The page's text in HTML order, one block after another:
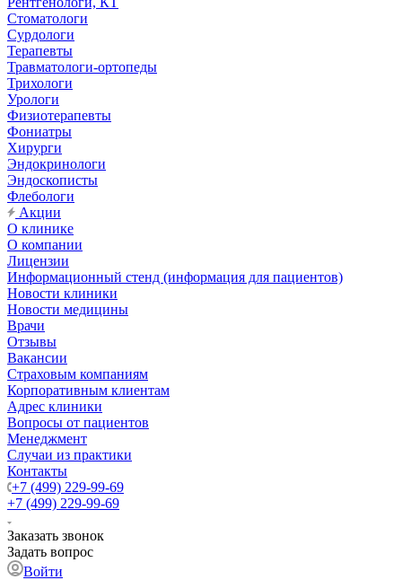
Стоматологи
Сурдологи
Терапевты
Травматологи-ортопеды
Трихологи
Урологи
Физиотерапевты
Фониатры
Хирурги
Эндокринологи
Эндоскописты
Флебологи
Акции
О клинике
О компании
Лицензии
Информационный стенд (информация для пациентов)
Новости клиники
Новости медицины
Врачи
Отзывы
Вакансии
Страховым компаниям
Корпоративным клиентам
Адрес клиники
Вопросы от пациентов
Менеджмент
Случаи из практики
Контакты
+7 (499) 229-99-69
+7 (499) 229-99-69
Заказать звонок
Задать вопрос
Войти